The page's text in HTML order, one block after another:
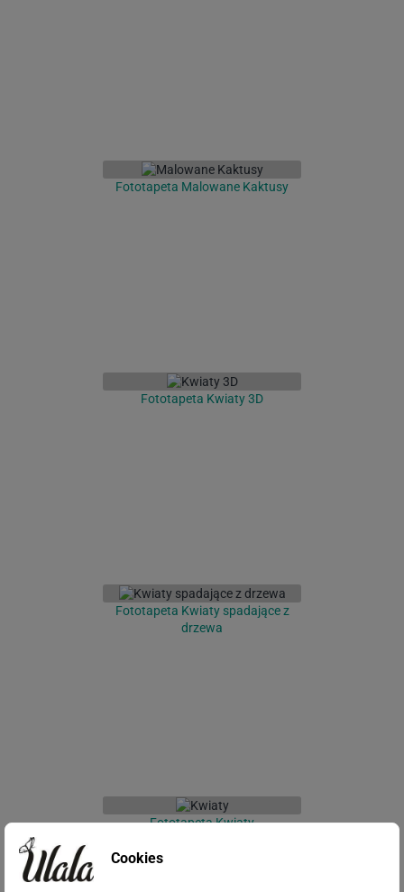
Fototapeta Malowane Kaktusy
Fototapeta Kwiaty 3D
Fototapeta Kwiaty spadające z
drzewa
Fototapeta Kwiaty
Cookies